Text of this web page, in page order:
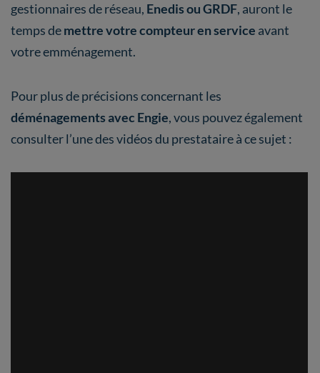
gestionnaires de réseau, Enedis ou GRDF, auront le
temps demettre votre compteur en service avant
votre emménagement.
Pour plus de précisions concernant les
déménagements avec Engie, vous pouvez également
consulter l’une des vidéos du prestataire à ce sujet :